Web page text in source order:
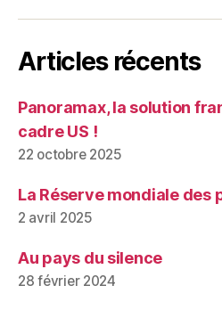
Articles récents
Panoramax, la solution
cadre US !
22 octobre 2025
La Réserve mondiale des
2 avril 2025
Au pays du silence
28 février 2024